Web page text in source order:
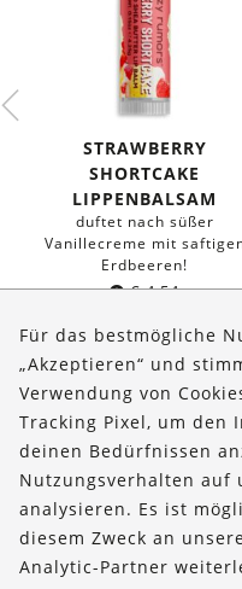
STRAWBERRY
SHORTCAKE
LIPPENBALSAM
duftet nach süßer
Vanillecreme mit
Erdbeeren!
€4,54
Über uns
Bestellungen
Kontakt & Hilfe
Für das bestmögliche
„Akzeptieren“ und
Verwendung von
Tracking Pixel, um den
deinen Bedürfnissen
Nutzungsverhalten auf
analysieren. Es ist
diesem Zweck an
Analytic-Partner